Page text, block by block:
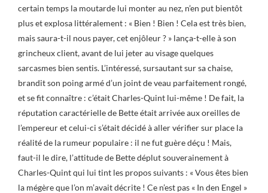
certain temps la moutarde lui monter au nez, n’en put bientôt
plus et explosa littéralement : « Bien ! Bien ! Cela est très bien,
mais saura-t-il nous payer, cet enjôleur ? » lança-t-elle à son
grincheux client, avant de lui jeter au visage quelques
sarcasmes bien sentis. L’intéressé, sursautant sur sa chaise,
brandit son poing armé d’un joint de veau parfaitement rongé,
et se fit connaître : c’était Charles-Quint lui-même ! De fait, la
réputation caractérielle de Bette était arrivée aux oreilles de
l’empereur et celui-ci s’était décidé à aller vérifier sur place la
réalité de la rumeur populaire : il ne fut guère déçu ! Mais,
faut-il le dire, l’attitude de Bette déplut souverainement à
Charles-Quint qui lui tint les propos suivants : « Vous êtes bien
la mégère que l’on m’avait décrite ! Ce n’est pas « In den Engel »